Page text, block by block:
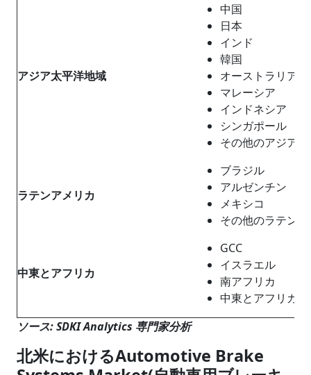
アジア太平洋地域
中国
日本
インド
韓国
オーストラリア
マレーシア
インドネシア
シンガポール
その他のアジア
ラテンアメリカ
ブラジル
アルゼンチン
メキシコ
その他のラテン
中東とアフリカ
GCC
イスラエル
南アフリカ
中東とアフリカ
ソース: SDKI Analytics 専門家分析
北米におけるAutomotive Brake